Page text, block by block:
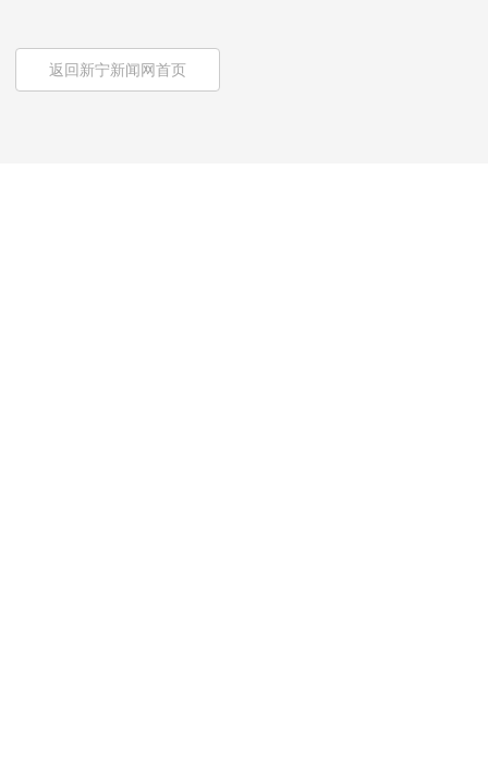
返回新宁新闻网首页